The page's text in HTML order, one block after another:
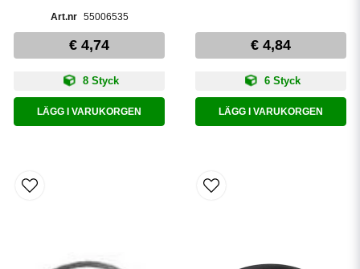
55006535
€ 4,74
8 Styck
LÄGG I VARUKORGEN
€ 4,84
6 Styck
LÄGG I VARUKORGEN